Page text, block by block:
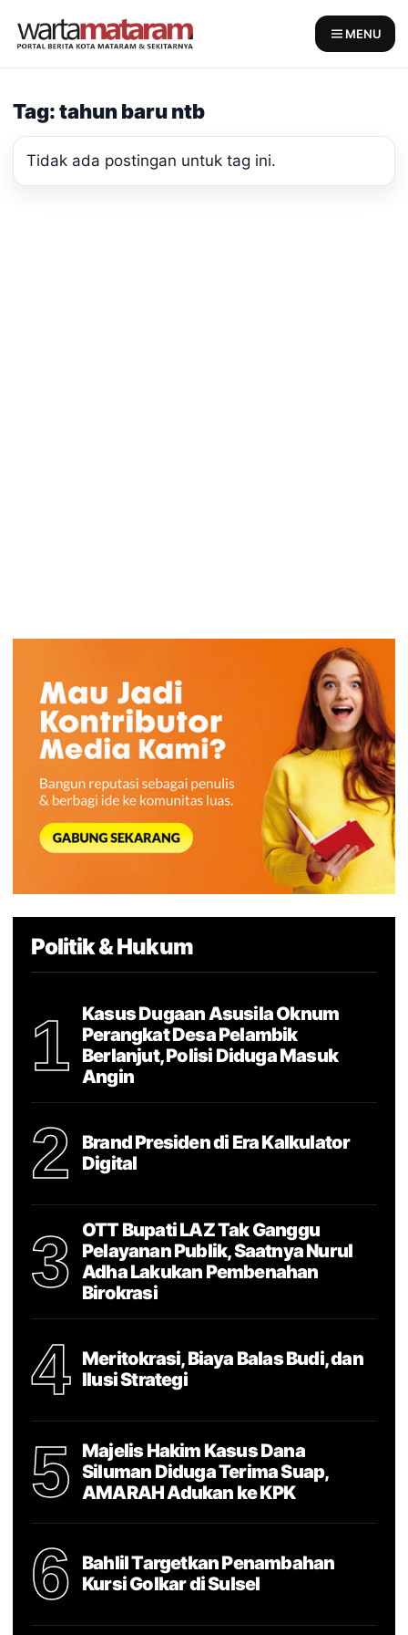
MENU
Tag: tahun baru ntb
Tidak ada postingan untuk tag ini.
Politik & Hukum
1
Kasus Dugaan Asusila Oknum
Perangkat Desa Pelambik
Berlanjut, Polisi Diduga Masuk
Angin
2
Brand Presiden di Era Kalkulator
Digital
3
OTT Bupati LAZ Tak Ganggu
Pelayanan Publik, Saatnya Nurul
Adha Lakukan Pembenahan
Birokrasi
4
Meritokrasi, Biaya Balas Budi, dan
Ilusi Strategi
5
Majelis Hakim Kasus Dana
Siluman Diduga Terima Suap,
AMARAH Adukan ke KPK
6
Bahlil Targetkan Penambahan
Kursi Golkar di Sulsel